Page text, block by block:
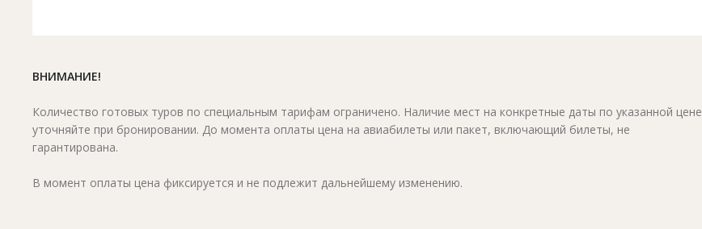
ВНИМАНИЕ!
Количество готовых туров по специальным тарифам ограничено. Наличие мест на конкретные даты по указанной цене
уточняйте при бронировании. До момента оплаты цена на авиабилеты или пакет, включающий билеты, не
гарантирована.
В момент оплаты цена фиксируется и не подлежит дальнейшему изменению.